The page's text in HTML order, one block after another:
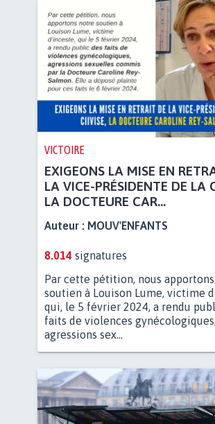
VICTOIRE
EXIGEONS LA MISE EN
LA VICE-PRÉSIDENTE DE LA
LA DOCTEURE CAR...
Auteur : MOUV'ENFANTS
8.014 signatures
Par cette pétition, nous
soutien à Louison Lume, victime
qui, le 5 février 2024, a rendu
faits de violences gynécologiques,
agressions sex...